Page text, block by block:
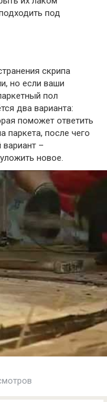
под
скрипа
но если ваши
пол
два варианта:
поможет ответить
паркета, после чего
вариант –
новое.